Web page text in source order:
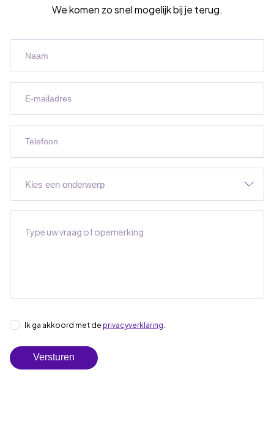
We komen zo snel mogelijk bij je terug.
(Vereist)
mailadres
(Vereist)
(Vereist)
Instemming
Ik ga akkoord met de privacyverklaring